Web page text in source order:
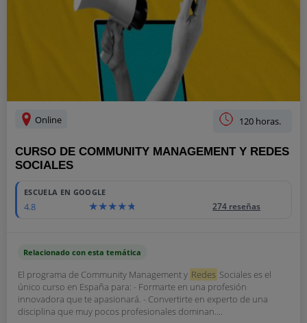
Online 120 horas.
CURSO DE COMMUNITY MANAGEMENT Y REDES
SOCIALES
ESCUELA EN GOOGLE
4.8 274 reseñas
Relacionado con esta temática
El programa de Community Management y Redes Sociales es el
único curso en España para: - Formarte en una profesión
innovadora que te apasionará. - Convertirte en experto de una
disciplina que muy pocos profesionales dominan....